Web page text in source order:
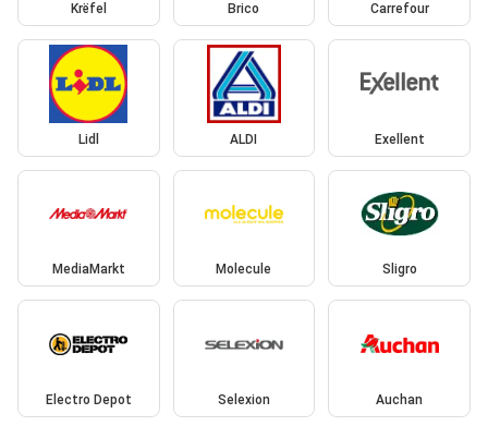
Krëfel Brico Carrefour
Lidl ALDI Exellent
MediaMarkt Molecule Sligro
Electro Depot Selexion Auchan